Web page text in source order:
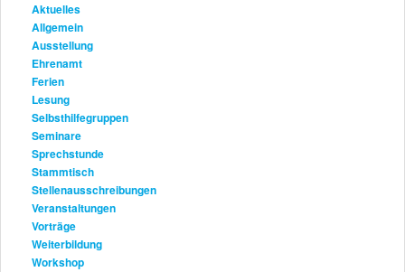
Aktuelles
Allgemein
Ausstellung
Ehrenamt
Ferien
Lesung
Selbsthilfegruppen
Seminare
Sprechstunde
Stammtisch
Stellenausschreibungen
Veranstaltungen
Vorträge
Weiterbildung
Workshop